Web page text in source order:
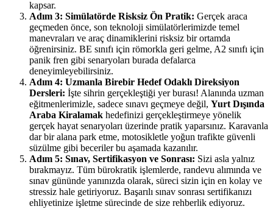
kapsar.
Adım 3: Simülatörde Risksiz Ön Pratik: Gerçek araca
geçmeden önce, son teknoloji simülatörlerimizde temel
manevraları ve araç dinamiklerini risksiz bir ortamda
öğrenirsiniz. BE sınıfı için römorkla geri gelme, A2 sınıfı için
panik fren gibi senaryoları burada defalarca
deneyimleyebilirsiniz.
Adım 4: Uzmanla Birebir Hedef Odaklı Direksiyon
Dersleri: İşte sihrin gerçekleştiği yer burası! Alanında uzman
eğitmenlerimizle, sadece sınavı geçmeye değil, Yurt Dışında
Araba Kiralamak hedefinizi gerçekleştirmeye yönelik
gerçek hayat senaryoları üzerinde pratik yaparsınız. Karavanla
dar bir alana park etme, motosikletle yoğun trafikte güvenli
süzülme gibi beceriler bu aşamada kazanılır.
Adım 5: Sınav, Sertifikasyon ve Sonrası: Sizi asla yalnız
bırakmayız. Tüm bürokratik işlemlerde, randevu alımında ve
sınav gününde yanınızda olarak, süreci sizin için en kolay ve
stressiz hale getiriyoruz. Başarılı sınav sonrası sertifikanızı
ehliyetinize işletme sürecinde de size rehberlik ediyoruz.